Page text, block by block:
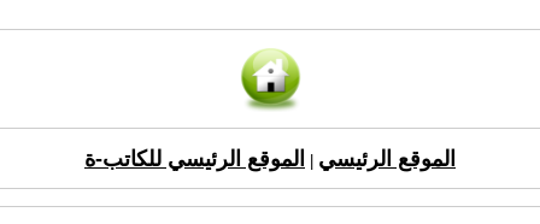
الموقع الرئيسي الموقع الرئيسي للكاتب-ة